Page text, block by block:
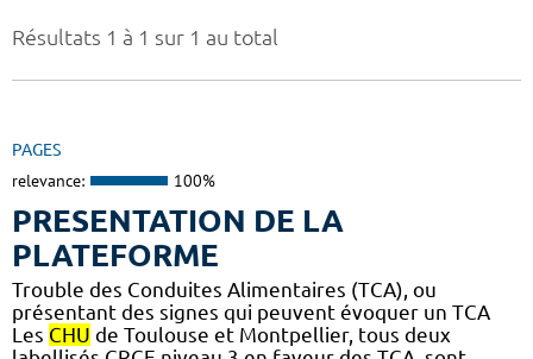
Résultats 1 à 1 sur 1 au total
PAGES
relevance: 100%
PRESENTATION DE LA
PLATEFORME
Trouble des Conduites Alimentaires (TCA), ou
présentant des signes qui peuvent évoquer un TCA
Les CHU de Toulouse et Montpellier, tous deux